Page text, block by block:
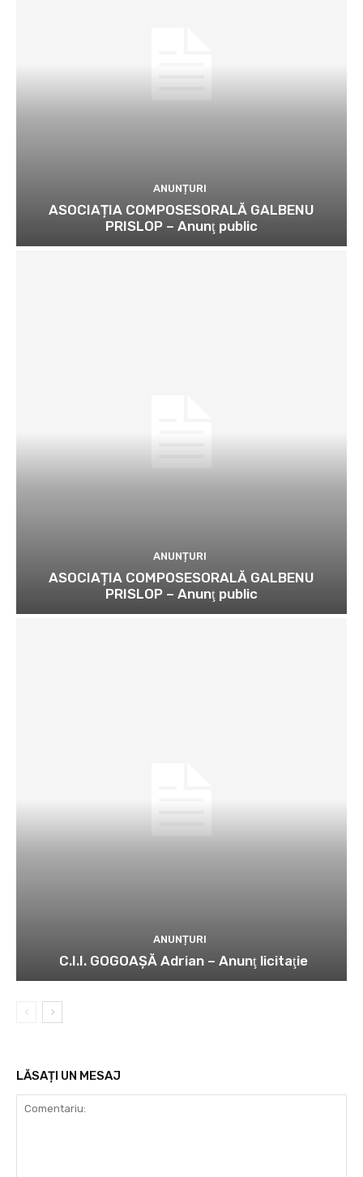
ANUNȚURI
ASOCIAȚIA COMPOSESORALĂ GALBENU
PRISLOP – Anunţ public
ANUNȚURI
ASOCIAȚIA COMPOSESORALĂ GALBENU
PRISLOP – Anunţ public
ANUNȚURI
C.I.I. GOGOAŞĂ Adrian – Anunţ licitaţie
LĂSAȚI UN MESAJ